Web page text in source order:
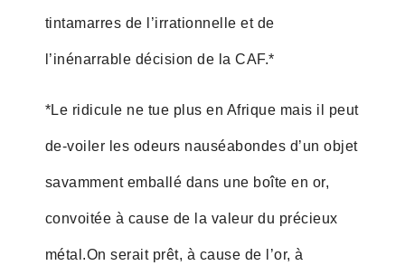
tintamarres de l’irrationnelle et de
l’inénarrable décision de la CAF.*
*Le ridicule ne tue plus en Afrique mais il peut
de-voiler les odeurs nauséabondes d’un objet
savamment emballé dans une boîte en or,
convoitée à cause de la valeur du précieux
métal.On serait prêt, à cause de l’or, à